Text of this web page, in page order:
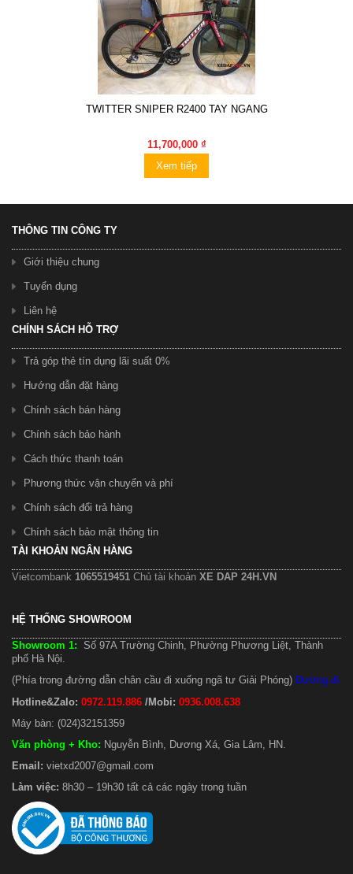
TWITTER SNIPER R2400 TAY NGANG
11,700,000 ₫
Xem tiếp
THÔNG TIN CÔNG TY
Giới thiệu chung
Tuyển dụng
Liên hệ
CHÍNH SÁCH HỖ TRỢ
Trả góp thẻ tín dụng lãi suất 0%
Hướng dẫn đặt hàng
Chính sách bán hàng
Chính sách bảo hành
Cách thức thanh toán
Phương thức vận chuyển và phí
Chính sách đổi trả hàng
Chính sách bảo mật thông tin
TÀI KHOẢN NGÂN HÀNG
Vietcombank 1065519451 Chủ tài khoản XE DAP 24H.VN
HỆ THỐNG SHOWROOM
Showroom 1: Số 97A Trường Chinh, Phường Phương Liệt, Thành
phố Hà Nội.
(Phía trong đường dẫn chân cầu đi xuống ngã tư Giải Phóng) Đường đi
Hotline&Zalo: 0972.119.886 /Mobi: 0936.008.638
Máy bàn: (024)32151359
Văn phòng + Kho: Nguyễn Bình, Dương Xá, Gia Lâm, HN.
Email: vietxd2007@gmail.com
Làm việc: 8h30 – 19h30 tất cả các ngày trong tuần